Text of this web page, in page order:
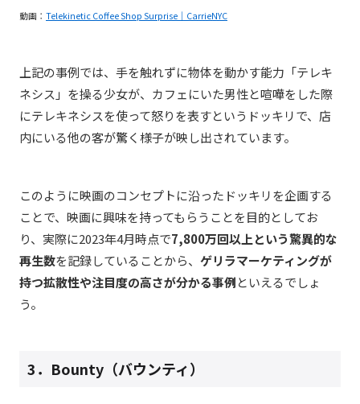
動画： Telekinetic Coffee Shop Surprise｜CarrieNYC
上記の事例では、手を触れずに物体を動かす能力「テレキ
ネシス」を操る少女が、カフェにいた男性と喧嘩をした際
にテレキネシスを使って怒りを表すというドッキリで、店
内にいる他の客が驚く様子が映し出されています。
このように映画のコンセプトに沿ったドッキリを企画する
ことで、映画に興味を持ってもらうことを目的としてお
り、実際に2023年4月時点で7,800万回以上という驚異的な
再生数を記録していることから、 ゲリラマーケティングが
持つ拡散性や注目度の高さが分かる事例といえるでしょ
う。
3．Bounty（バウンティ）